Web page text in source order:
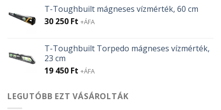
T-Toughbuilt mágneses vízmérték, 60 cm
30 250 Ft +ÁFA
T-Toughbuilt Torpedo mágneses vízmérték,
23 cm
19 450 Ft +ÁFA
LEGUTÓBB EZT VÁSÁROLTÁK